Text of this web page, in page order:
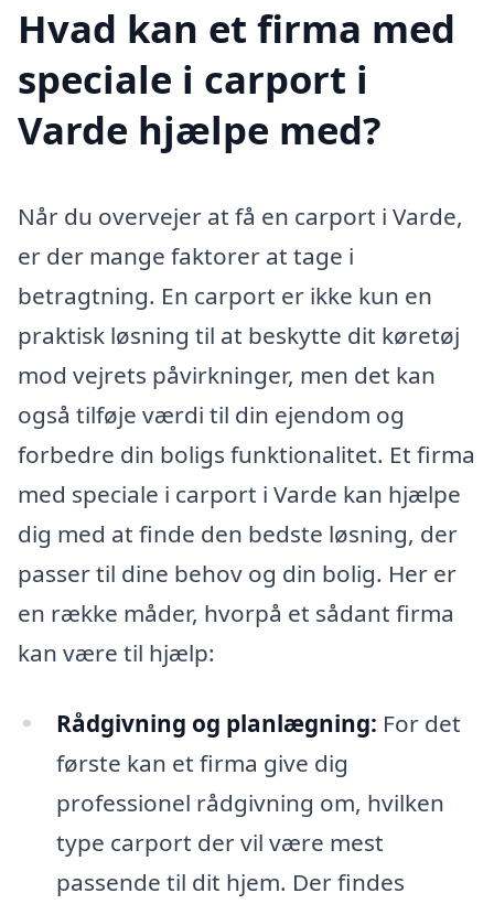
Hvad kan et firma med
speciale i carport i
Varde hjælpe med?
Når du overvejer at få en carport i Varde,
er der mange faktorer at tage i
betragtning. En carport er ikke kun en
praktisk løsning til at beskytte dit køretøj
mod vejrets påvirkninger, men det kan
også tilføje værdi til din ejendom og
forbedre din boligs funktionalitet. Et firma
med speciale i carport i Varde kan hjælpe
dig med at finde den bedste løsning, der
passer til dine behov og din bolig. Her er
en række måder, hvorpå et sådant firma
kan være til hjælp:
Rådgivning og planlægning: For det
første kan et firma give dig
professionel rådgivning om, hvilken
type carport der vil være mest
passende til dit hjem. Der findes